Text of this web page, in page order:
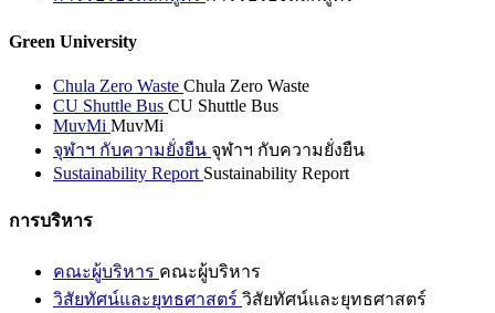
Green University
Chula Zero Waste Chula Zero Waste
CU Shuttle Bus CU Shuttle Bus
MuvMi MuvMi
จุฬาฯ กับความยั่งยืน จุฬาฯ กับความยั่งยืน
Sustainability Report Sustainability Report
การบริหาร
คณะผู้บริหาร คณะผู้บริหาร
วิสัยทัศน์และยุทธศาสตร์ วิสัยทัศน์และยุทธศาสตร์